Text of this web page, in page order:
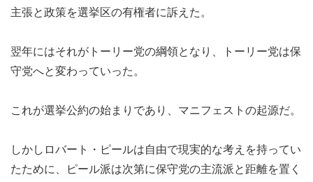
主張と政策を選挙区の有権者に訴えた。
翌年にはそれがトーリー党の綱領となり、トーリー党は保
守党へと変わっていった。
これが選挙公約の始まりであり、マニフェストの起源だ。
しかしロバート・ピールは自由で現実的な考えを持ってい
たために、ピール派は次第に保守党の主流派と距離を置く